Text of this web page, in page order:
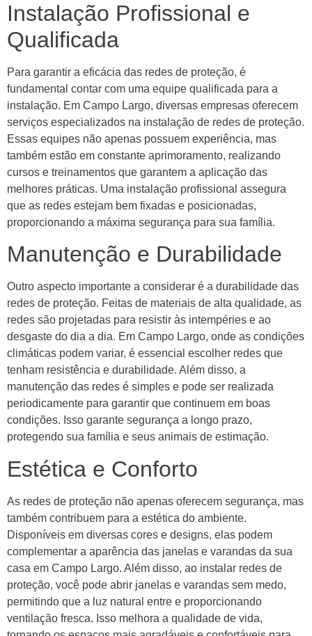
Instalação Profissional e
Qualificada
Para garantir a eficácia das redes de proteção, é
fundamental contar com uma equipe qualificada para a
instalação. Em Campo Largo, diversas empresas oferecem
serviços especializados na instalação de redes de proteção.
Essas equipes não apenas possuem experiência, mas
também estão em constante aprimoramento, realizando
cursos e treinamentos que garantem a aplicação das
melhores práticas. Uma instalação profissional assegura
que as redes estejam bem fixadas e posicionadas,
proporcionando a máxima segurança para sua família.
Manutenção e Durabilidade
Outro aspecto importante a considerar é a durabilidade das
redes de proteção. Feitas de materiais de alta qualidade, as
redes são projetadas para resistir às intempéries e ao
desgaste do dia a dia. Em Campo Largo, onde as condições
climáticas podem variar, é essencial escolher redes que
tenham resistência e durabilidade. Além disso, a
manutenção das redes é simples e pode ser realizada
periodicamente para garantir que continuem em boas
condições. Isso garante segurança a longo prazo,
protegendo sua família e seus animais de estimação.
Estética e Conforto
As redes de proteção não apenas oferecem segurança, mas
também contribuem para a estética do ambiente.
Disponíveis em diversas cores e designs, elas podem
complementar a aparência das janelas e varandas da sua
casa em Campo Largo. Além disso, ao instalar redes de
proteção, você pode abrir janelas e varandas sem medo,
permitindo que a luz natural entre e proporcionando
ventilação fresca. Isso melhora a qualidade de vida,